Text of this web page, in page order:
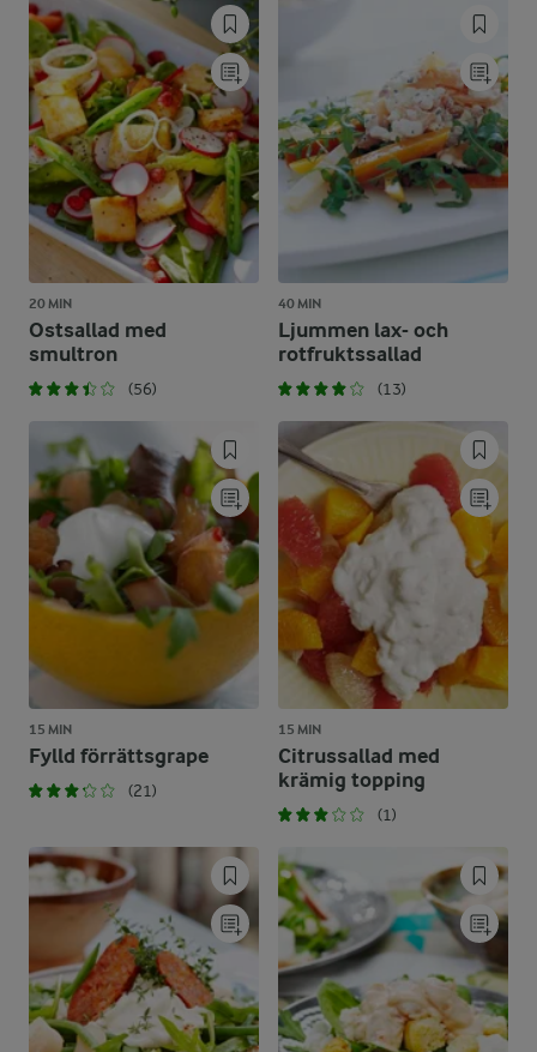
20 MIN
Ostsallad med
smultron
(56)
40 MIN
Ljummen lax- och
rotfruktssallad
(13)
15 MIN
Fylld förrättsgrape
(21)
15 MIN
Citrussallad med
krämig topping
(1)